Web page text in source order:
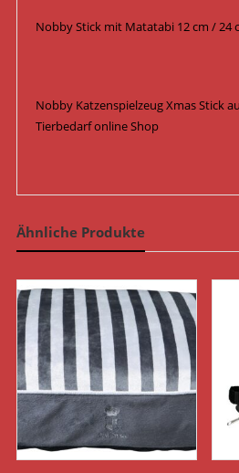
Nobby Stick mit Matatabi 12 cm / 24
Nobby Katzenspielzeug Xmas Stick
Tierbedarf online Shop
Ähnliche Produkte